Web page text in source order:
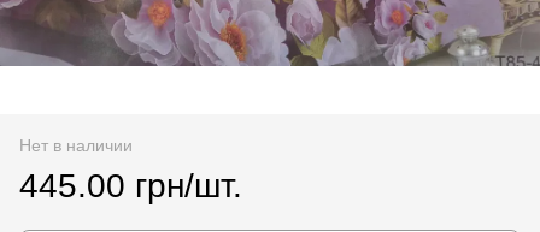
Нет в наличии
445.00 грн/шт.